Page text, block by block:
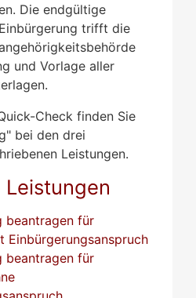
Die endgültige
trifft die
und Vorlage aller
Check finden Sie
bei den drei
Leistungen.
beantragen für
Einbürgerungsanspruch
beantragen für